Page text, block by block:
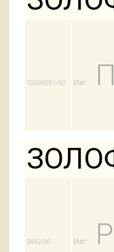
10598091/90 Изг:
9892/90 Изг: